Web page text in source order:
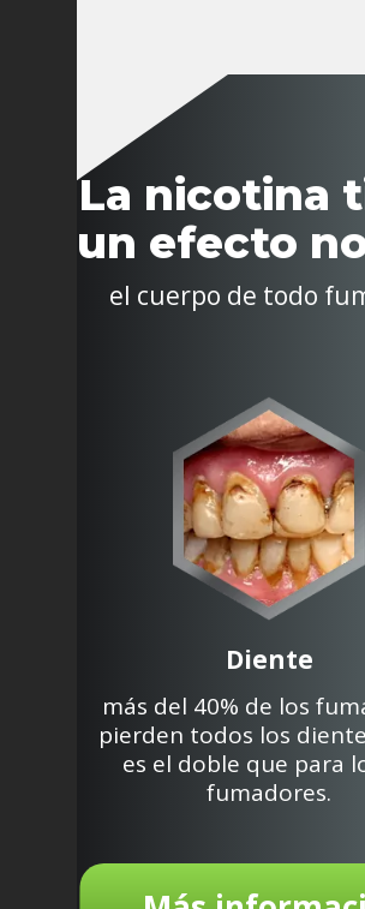
La nicotina
un efecto
el cuerpo de todo
Diente
más del 40% de los
pierden todos los
es el doble que para
fumadores.